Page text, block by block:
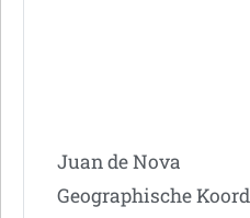
Juan de Nova
Geographische